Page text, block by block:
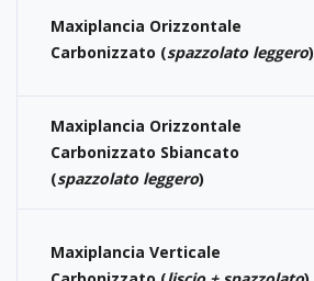
Maxiplancia Orizzontale
Carbonizzato (spazzolato leggero)
Maxiplancia Orizzontale
Carbonizzato Sbiancato
(spazzolato leggero)
Maxiplancia Verticale